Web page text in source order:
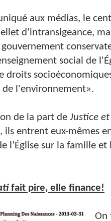
aux médias, le
d’intransigeance,
social de
droits
l'environnement».
de la part de Justice
ils entrent eux-mêmes
l’Église sur la famille et
fait pire, elle finance!
On